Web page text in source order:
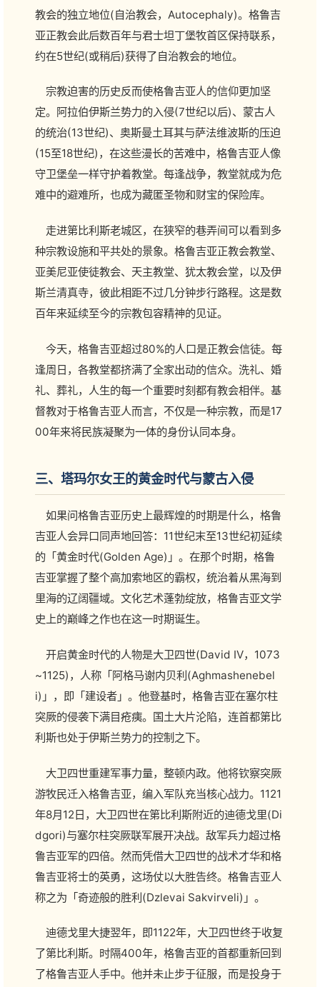
教会的独立地位(自治教会，Autocephaly)。格鲁吉
亚正教会此后数百年与君士坦丁堡牧首区保持联系，
约在5世纪(或稍后)获得了自治教会的地位。
宗教迫害的历史反而使格鲁吉亚人的信仰更加坚
定。阿拉伯伊斯兰势力的入侵(7世纪以后)、蒙古人
的统治(13世纪)、奥斯曼土耳其与萨法维波斯的压迫
(15至18世纪)，在这些漫长的苦难中，格鲁吉亚人像
守卫堡垒一样守护着教堂。每逢战争，教堂就成为危
难中的避难所，也成为藏匿圣物和财宝的保险库。
走进第比利斯老城区，在狭窄的巷弄间可以看到多
种宗教设施和平共处的景象。格鲁吉亚正教会教堂、
亚美尼亚使徒教会、天主教堂、犹太教会堂，以及伊
斯兰清真寺，彼此相距不过几分钟步行路程。这是数
百年来延续至今的宗教包容精神的见证。
今天，格鲁吉亚超过80%的人口是正教会信徒。每
逢周日，各教堂都挤满了全家出动的信众。洗礼、婚
礼、葬礼，人生的每一个重要时刻都有教会相伴。基
督教对于格鲁吉亚人而言，不仅是一种宗教，而是17
00年来将民族凝聚为一体的身份认同本身。
三、塔玛尔女王的黄金时代与蒙古入侵
如果问格鲁吉亚历史上最辉煌的时期是什么，格鲁
吉亚人会异口同声地回答：11世纪末至13世纪初延续
的「黄金时代(Golden Age)」。在那个时期，格鲁
吉亚掌握了整个高加索地区的霸权，统治着从黑海到
里海的辽阔疆域。文化艺术蓬勃绽放，格鲁吉亚文学
史上的巅峰之作也在这一时期诞生。
开启黄金时代的人物是大卫四世(David IV，1073
~1125)，人称「阿格马谢内贝利(Aghmashenebel
i)」，即「建设者」。他登基时，格鲁吉亚在塞尔柱
突厥的侵袭下满目疮痍。国土大片沦陷，连首都第比
利斯也处于伊斯兰势力的控制之下。
大卫四世重建军事力量，整顿内政。他将钦察突厥
游牧民迁入格鲁吉亚，编入军队充当核心战力。1121
年8月12日，大卫四世在第比利斯附近的迪德戈里(Di
dgori)与塞尔柱突厥联军展开决战。敌军兵力超过格
鲁吉亚军的四倍。然而凭借大卫四世的战术才华和格
鲁吉亚将士的英勇，这场仗以大胜告终。格鲁吉亚人
称之为「奇迹般的胜利(Dzlevai Sakvirveli)」。
迪德戈里大捷翌年，即1122年，大卫四世终于收复
了第比利斯。时隔400年，格鲁吉亚的首都重新回到
了格鲁吉亚人手中。他并未止步于征服，而是投身于